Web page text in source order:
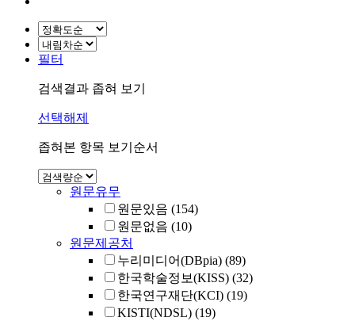
필터
검색결과 좁혀 보기
선택해제
좁혀본 항목 보기순서
원문유무
원문있음 (154)
원문없음 (10)
원문제공처
누리미디어(DBpia) (89)
한국학술정보(KISS) (32)
한국연구재단(KCI) (19)
KISTI(NDSL) (19)